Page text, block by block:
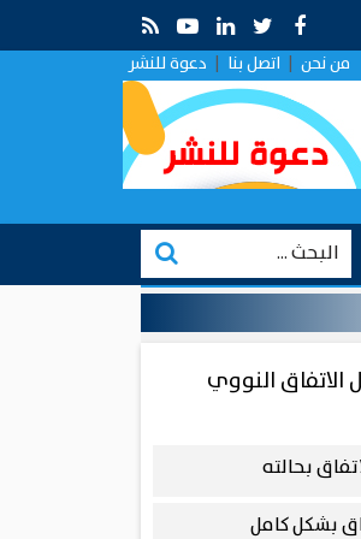
في ظل الصراع الإيراني–الإسرائيلي
من نحن| اتصل بنا | دعوة للنشر
النووي
بحالته
بشكل كامل